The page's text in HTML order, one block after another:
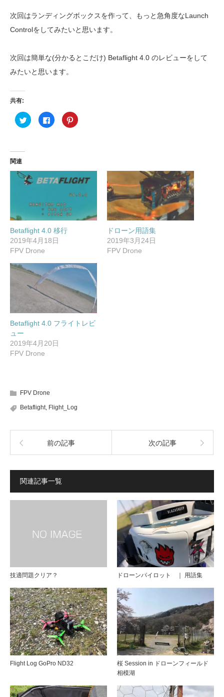
次回はランディングボックスを作って、もっと急角度なLaunch
Controlをしてみたいと思います。
次回は簡単な(分かるとこだけ) Betaflight 4.0 のレビューをして
みたいと思います。
共有:
ク
リ
t
t
e
共
有
新
し
い
ウ
ィ
ン
ウ
で
開
ま
F
a
共
有
す
は
ク
リ
ッ
ク
し
て
く
い
(
新
し
い
ィ
ン
ド
で
開
ま
す
ク
リ
t
e
r
s
共
有
ン
ド
開
き
ま
す
)
関連
Betaflight 4.0 移行
2019年4月18日
FPV Drone
ドローン用語集
2019年3月24日
FPV Drone
Betaflight 4.0 フライトレビ
ュー
2019年4月20日
FPV Drone
FPV Drone
Betaflight Flight_Log
前の記事 次の記事
関連記事一覧
技適問題クリア？ ドローンパイロット ｜ 用語集
Flight Log GoPro ND32
桜 Session in ドローンフィールド
相模湖